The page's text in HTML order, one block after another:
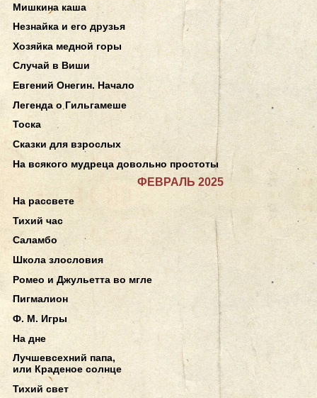
Мишкина каша
Незнайка и его друзья
Хозяйка медной горы
Случай в Виши
Евгений Онегин. Начало
Легенда о Гильгамеше
Тоска
Сказки для взрослых
На всякого мудреца довольно простоты
ФЕВРАЛЬ 2025
На рассвете
Тихий час
Саламбо
Школа злословия
Ромео и Джульетта во мгле
Пигмалион
Ф. М. Игры
На дне
Лучшевсехний папа,
или Краденое солнце
Тихий свет